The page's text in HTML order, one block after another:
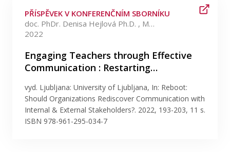
PŘÍSPĚVEK V KONFERENČNÍM SBORNÍKU
doc. PhDr. Denisa Hejlová Ph.D. , Mgr. Tereza Ježková Ph.D.
2022
Engaging Teachers through Effective
Communication : Restarting…
vyd. Ljubljana: University of Ljubljana, In: Reboot:
Should Organizations Rediscover Communication with
Internal & External Stakeholders?. 2022, 193-203, 11 s.
ISBN 978-961-295-034-7